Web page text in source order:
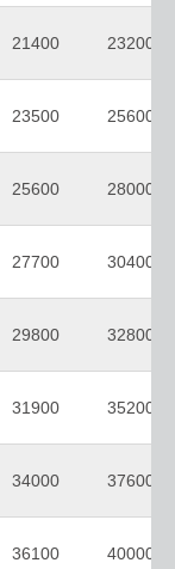
21400 23200
23500 25600
25600 28000
27700 30400
29800 32800
31900 35200
34000 37600
36100 40000